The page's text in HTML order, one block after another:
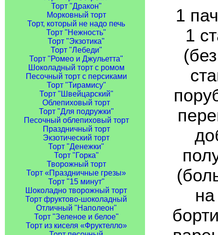
Торт "Дракон"
Морковный торт
Торт, который не надо печь
Торт "Нежность"
Торт "Экзотика"
Торт "Лебеди"
Торт "Ромео и Джульетта"
Шоколадный торт с ромом
Песочный торт с персиками
Торт "Тирамису"
Торт "Швейцарский"
Облепиховый торт
Торт "Для подружки"
Песочный облепиховый торт
Праздничный торт
Экзотический торт
Торт "Денежки"
Торт "Горка"
Творожный торт
Торт «Праздничные грезы»
Торт "15 минут"
Шоколадно творожный торт
Торт фруктово-шоколадный
Отличный "Наполеон"
Торт "Зеленое и белое"
Торт из киселя «Фруктелло»
1
1